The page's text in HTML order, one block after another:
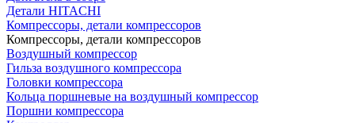
Детали HITACHI
Компрессоры, детали компрессоров
Компрессоры, детали компрессоров
Воздушный компрессор
Гильза воздушного компрессора
Головки компрессора
Кольца поршневые на воздушный компрессор
Поршни компрессора